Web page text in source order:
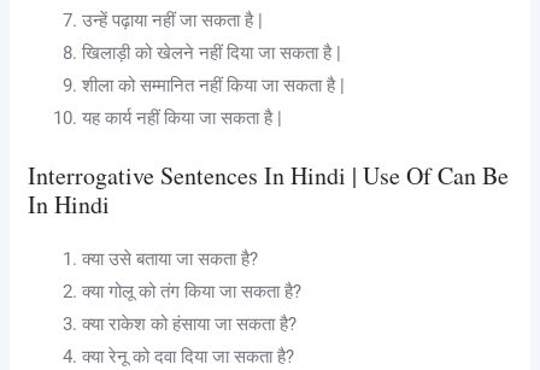
उन्हें पढ़ाया नहीं जा सकता है |
खिलाड़ी को खेलने नहीं दिया जा सकता है |
शीला को सम्मानित नहीं किया जा सकता है |
यह कार्य नहीं किया जा सकता है |
Interrogative Sentences In Hindi | Use Of Can Be
In Hindi
क्या उसे बताया जा सकता है?
क्या गोलू को तंग किया जा सकता है?
क्या राकेश को हंसाया जा सकता है?
क्या रेनू को दवा दिया जा सकता है?